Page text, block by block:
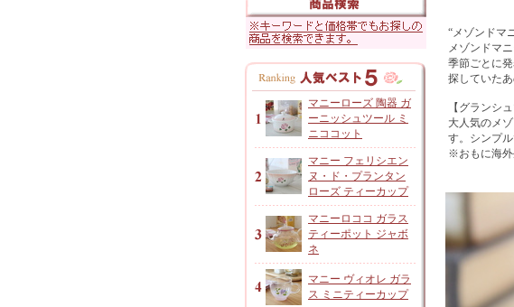
マニーローズ 陶器 ガ
ーニッシュツール ミ
ニココット
マニー フェリシエン
ヌ・ド・プランタン
ローズ ティーカップ
マニーロココ ガラス
ティーポット ジャボ
ネ
マニー ヴィオレ ガラ
ス ミニティーカップ
“メゾンドマ
メゾンドマ
季節ごとに
探していた
【グランシ
大人気のメ
す。シンプ
※おもに海